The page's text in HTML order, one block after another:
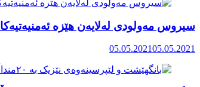
سیروس مەولودی لەلایەن ھێزە
05.05.202105.05.2021